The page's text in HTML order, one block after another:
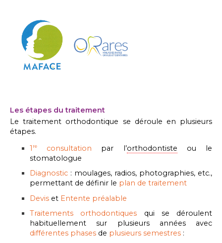
Les étapes du traitement
Le traitement orthodontique se déroule en plusieurs
étapes.
1 re consultation par l’orthodontiste ou le
stomatologue
Diagnostic : moulages, radios, photographies, etc.,
permettant de définir le plan de traitement
Devis et Entente préalable
Traitements orthodontiques qui se déroulent
habituellement sur plusieurs années avec
différentes phases de plusieurs semestres :